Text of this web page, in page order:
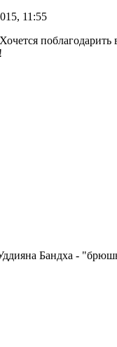
11:55
Бандха -